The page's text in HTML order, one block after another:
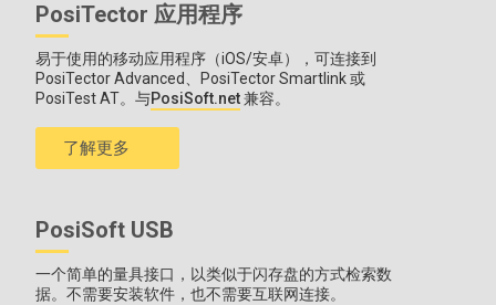
PosiTector 应用程序
易于使用的移动应用程序（iOS/安卓），可连接到
PosiTector Advanced、PosiTector Smartlink 或
PosiTest AT。与PosiSoft.net兼容。
了解更多
PosiSoft USB
一个简单的量具接口，以类似于闪存盘的方式检索数
据。不需要安装软件，也不需要互联网连接。